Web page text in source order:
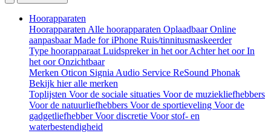
Hoorapparaten
Hoorapparaten Alle hoorapparaten OplaadbaarOnline
aanpasbaarMade for iPhone Ruis/tinnitusmaskeerder
Type hoorapparaat Luidspreker in het oorAchter het oorIn
het oorOnzichtbaar
Merken Oticon Signia Audio Service ReSound Phonak
Bekijk hier alle merken
Toplijsten Voor de sociale situaties Voor de muziekliefhebbers
Voor de natuurliefhebbers Voor de sportieveling Voor de
gadgetliefhebberVoor discretie Voor stof- en
waterbestendigheid